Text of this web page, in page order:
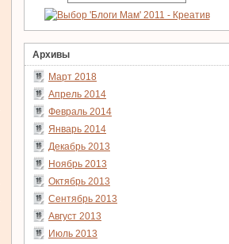
Архивы
Март 2018
Апрель 2014
Февраль 2014
Январь 2014
Декабрь 2013
Ноябрь 2013
Октябрь 2013
Сентябрь 2013
Август 2013
Июль 2013